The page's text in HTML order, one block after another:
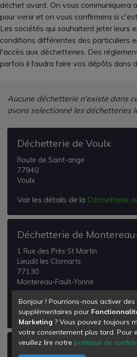
déchet avant. On vous communiquera
pour venir et on vous confirmera si
Les sociétés qui souhaitent jeter leurs
conditions différentes des particuliers
l'accès aux déchetteries. Des
parfois il faudra faire vos dépôts dans
Aucune déchetterie n'existe dans
avons selectionné les déchetteries
Déchetterie de Voulx
Route de Saint-ange
77940
Voulx
Voir les détails de la Déchetterie
Déchetterie de
1 Rue des Près St Martin
Lieudit les Clomarts
77130
Montereau-Fault-Yonne
Voir les détails de laDéchetterie
fault-yonne
Déchetterie de Ecuelles
Bonjour ! Pourrions-nous activer des
supplémentaires pour
Marketing ? Vous pouvez toujours
votre consentement plus tard. Pour
veuillez lire notre politique de